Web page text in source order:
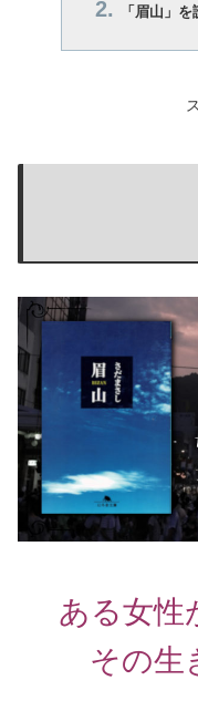
「眉山」
ある女性
その生